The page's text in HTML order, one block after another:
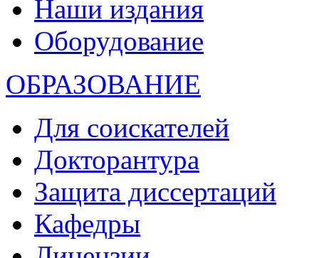
Наши издания
Оборудование
ОБРАЗОВАНИЕ
Для соискателей
Докторантура
Защита диссертаций
Кафедры